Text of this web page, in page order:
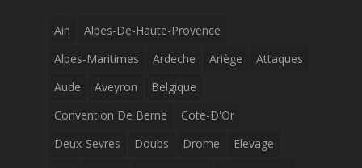
Ain
Alpes-De-Haute-Provence
Alpes-Maritimes
Ardeche Ariège
Attaques
Aude
Aveyron
Belgique
Convention De Berne
Cote-D'Or
Deux-Sevres
Doubs Drome
Elevage